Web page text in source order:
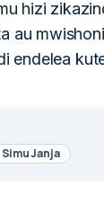
hizi
au
endelea
Simu Janja